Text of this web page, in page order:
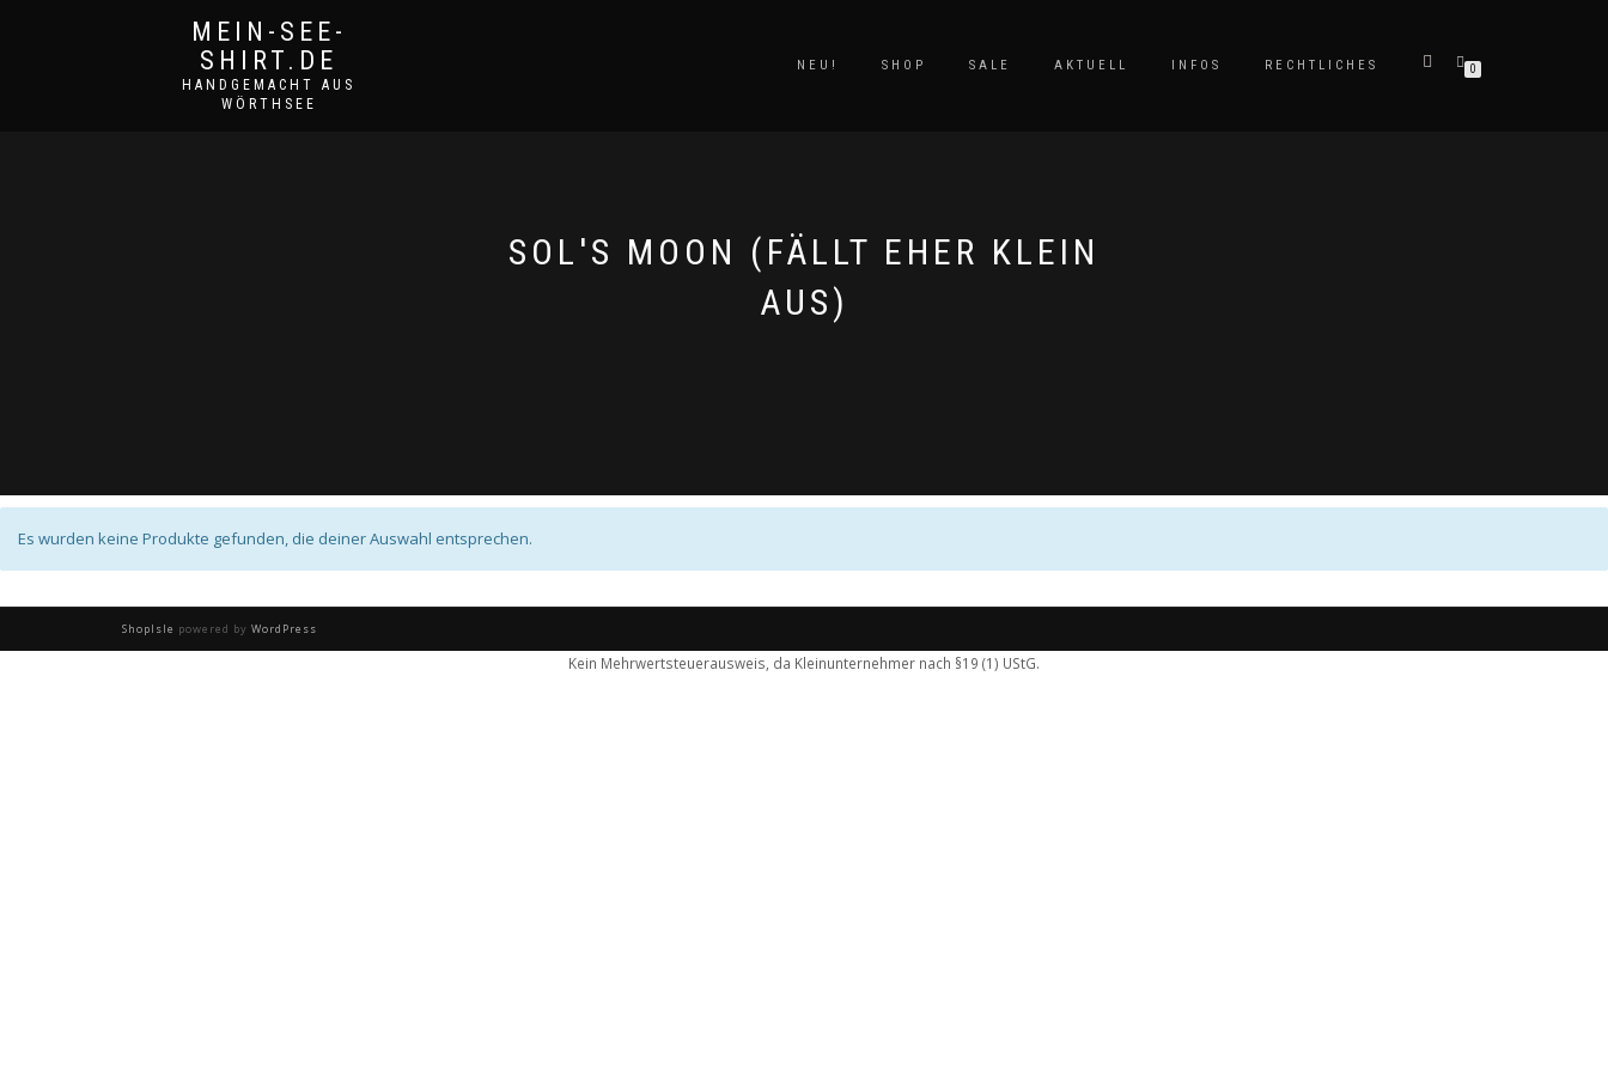
MEIN-SEE-
SHIRT.DE
HANDGEMACHT AUS
WÖRTHSEE
NEU! SHOP SALE AKTUELL INFOS RECHTLICHES 0
SOL'S MOON (FÄLLT EHER KLEIN
AUS)
Es wurden keine Produkte gefunden, die deiner Auswahl entsprechen.
ShopIsle powered by WordPress
Kein Mehrwertsteuerausweis, da Kleinunternehmer nach §19 (1) UStG.